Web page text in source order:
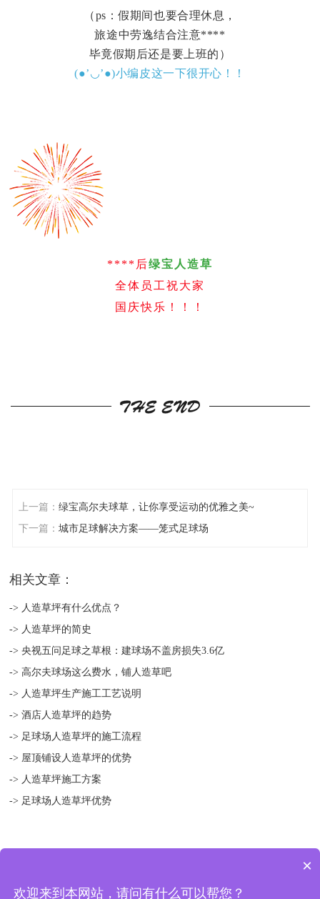
（ps：假期间也要合理休息，
旅途中劳逸结合注意****
毕竟假期后还是要上班的）
(●’◡’●)小编皮这一下很开心！！
****后绿宝人造草
全体员工祝大家
国庆快乐！！！
上一篇：绿宝高尔夫球草，让你享受运动的优雅之美~
下一篇：城市足球解决方案——笼式足球场
相关文章：
-> 人造草坪有什么优点？
-> 人造草坪的简史
-> 央视五问足球之草根：建球场不盖房损失3.6亿
-> 高尔夫球场这么费水，铺人造草吧
-> 人造草坪生产施工工艺说明
-> 酒店人造草坪的趋势
-> 足球场人造草坪的施工流程
-> 屋顶铺设人造草坪的优势
-> 人造草坪施工方案
-> 足球场人造草坪优势
版权所有 © 2018-2021 扬州绿宝人造草坪有限公司 地址：中国 江苏
×
欢迎来到本网站，请问有什么可以帮您？